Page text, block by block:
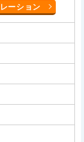
ーション